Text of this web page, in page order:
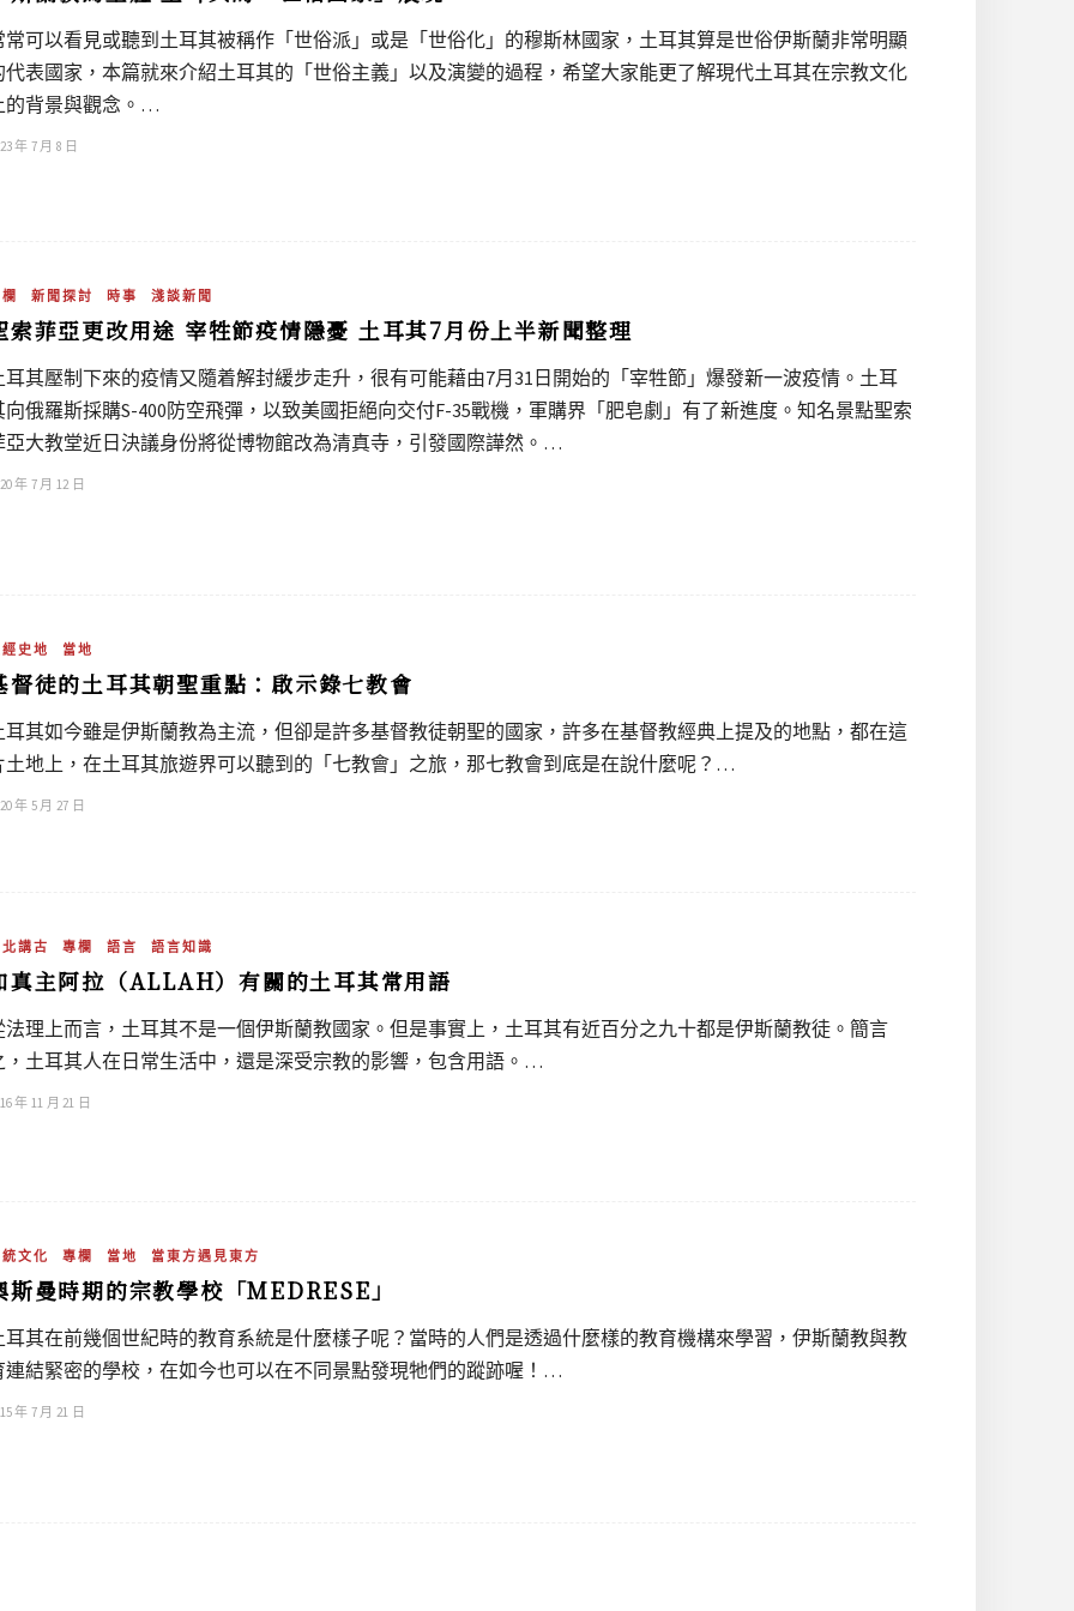
常可以看見或聽到土耳其被稱作「世俗派」或是「世俗化」的穆斯林國家，土耳其算是世俗伊斯蘭非常明顯
代表國家，本篇就來介紹土耳其的「世俗主義」以及演變的過程，希望大家能更了解現代土耳其在宗教文化
的背景與觀念。…
年 7 月 8 日
新聞探討 時事 淺談新聞
索菲亞更改用途 宰牲節疫情隱憂 土耳其7月份上半新聞整理
耳其壓制下來的疫情又隨着解封緩步走升，很有可能藉由7月31日開始的「宰牲節」爆發新一波疫情。土耳
向俄羅斯採購S-400防空飛彈，以致美國拒絕向交付F-35戰機，軍購界「肥皂劇」有了新進度。知名景點聖索
亞大教堂近日決議身份將從博物館改為清真寺，引發國際譁然。…
年 7 月 12 日
史地 當地
督徒的土耳其朝聖重點：啟示錄七教會
耳其如今雖是伊斯蘭教為主流，但卻是許多基督教徒朝聖的國家，許多在基督教經典上提及的地點，都在這
土地上，在土耳其旅遊界可以聽到的「七教會」之旅，那七教會到底是在說什麼呢？…
年 5 月 27 日
講古 專欄 語言 語言知識
真主阿拉（ALLAH）有關的土耳其常用語
法理上而言，土耳其不是一個伊斯蘭教國家。但是事實上，土耳其有近百分之九十都是伊斯蘭教徒。簡言
，土耳其人在日常生活中，還是深受宗教的影響，包含用語。…
年 11 月 21 日
文化 專欄 當地 當東方遇見東方
斯曼時期的宗教學校「MEDRESE」
耳其在前幾個世紀時的教育系統是什麼樣子呢？當時的人們是透過什麼樣的教育機構來學習，伊斯蘭教與教
連結緊密的學校，在如今也可以在不同景點發現牠們的蹤跡喔！…
年 7 月 21 日